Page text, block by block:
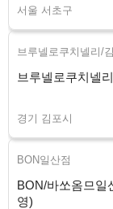
서울 서초구
브루넬로쿠치넬리/
브루넬로쿠치넬
경기 김포시
BON일산점
BON/바쏘옴므일
영)